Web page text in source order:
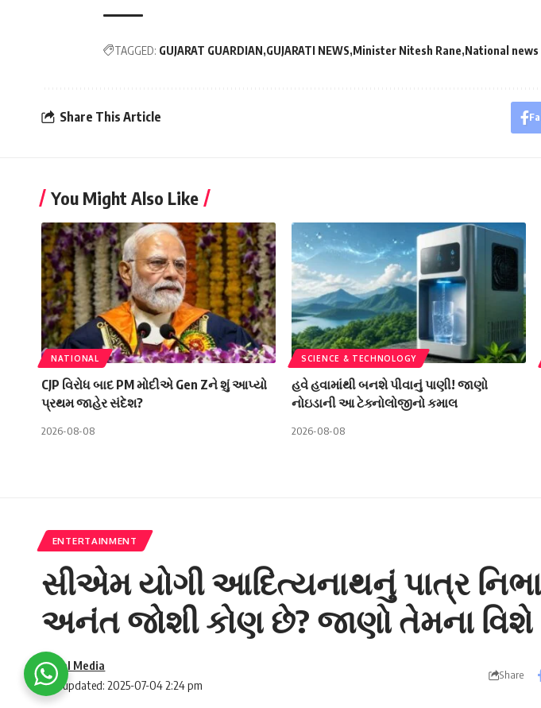
TAGGED: GUJARAT GUARDIAN GUJARATI NEWS Minister Nitesh Rane National news
Share This Article
You Might Also Like
NATIONAL
CJP વિરોધ બાદ PM મોદીએ Gen Zને શું આપ્યો
પ્રથમ જાહેર સંદેશ?
2026-08-08
SCIENCE & TECHNOLOGY
હવે હવામાંથી બનશે પીવાનું પાણી! જાણો
નોઇડાની આ ટેક્નોલોજીનો કમાલ
2026-08-08
ENTERTAINMENT
સીએમ યોગી આદિત્યનાથનું પાત્ર
અનંત જોશી કોણ છે? જાણો તેમના
Last updated: 2025-07-04 2:24 pm
Social Media
Share